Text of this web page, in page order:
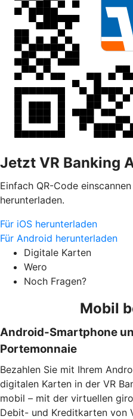
Jetzt VR Banking
Einfach QR-Code
herunterladen.
Für iOS herunterladen
Für Android herunterladen
Digitale Karten
Wero
Noch Fragen?
Mobil
Android-Smartphone
Portemonnaie
Bezahlen Sie mit Ihrem
digitalen Karten in der VR
mobil – mit der virtuellen
Debit- und Kreditkarten von